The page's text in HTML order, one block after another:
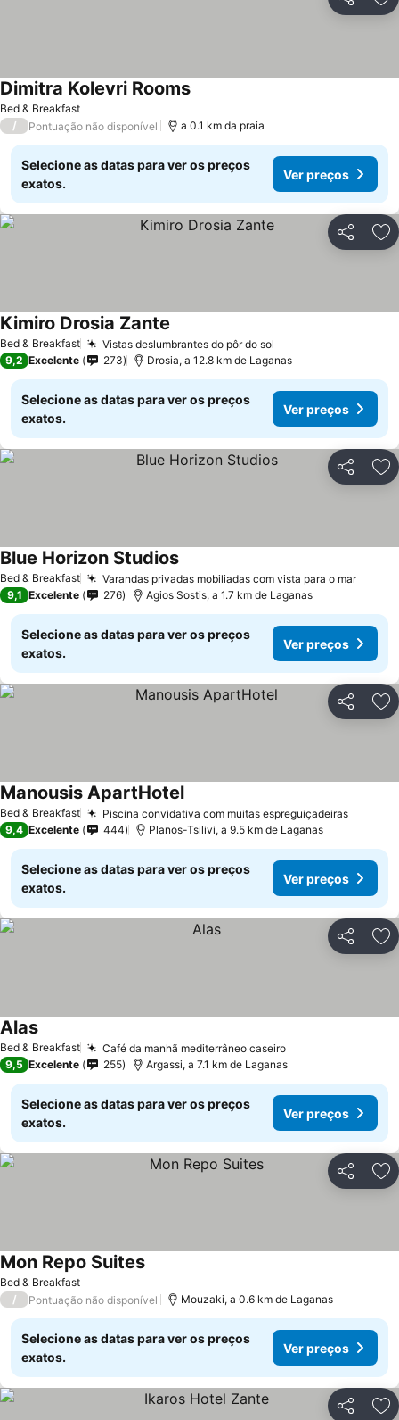
Partilhar
Bed & Breakfast
Dimitra Kolevri Rooms
/ Pontuação não disponível a 0.1 km da praia
Selecione as datas para ver os preços
exatos.
Ver preços
Partilhar
Bed & Breakfast Vistas deslumbrantes do pôr do sol
Kimiro Drosia Zante
9,2 Excelente 273 Drosia, a 12.8 km de Laganas
Selecione as datas para ver os preços
exatos.
Ver preços
Partilhar
Bed & Breakfast Varandas privadas mobiliadas com vista para o mar
Blue Horizon Studios
9,1 Excelente 276 Agios Sostis, a 1.7 km de Laganas
Selecione as datas para ver os preços
exatos.
Ver preços
Partilhar
Bed & Breakfast Piscina convidativa com muitas espreguiçadeiras
Manousis ApartHotel
9,4 Excelente 444 Planos-Tsilivi, a 9.5 km de Laganas
Selecione as datas para ver os preços
exatos.
Ver preços
Partilhar
Bed & Breakfast Café da manhã mediterrâneo caseiro
Alas
9,5 Excelente 255 Argassi, a 7.1 km de Laganas
Selecione as datas para ver os preços
exatos.
Ver preços
Partilhar
Bed & Breakfast
Mon Repo Suites
/ Pontuação não disponível Mouzaki, a 0.6 km de Laganas
Selecione as datas para ver os preços
exatos.
Ver preços
Partilhar